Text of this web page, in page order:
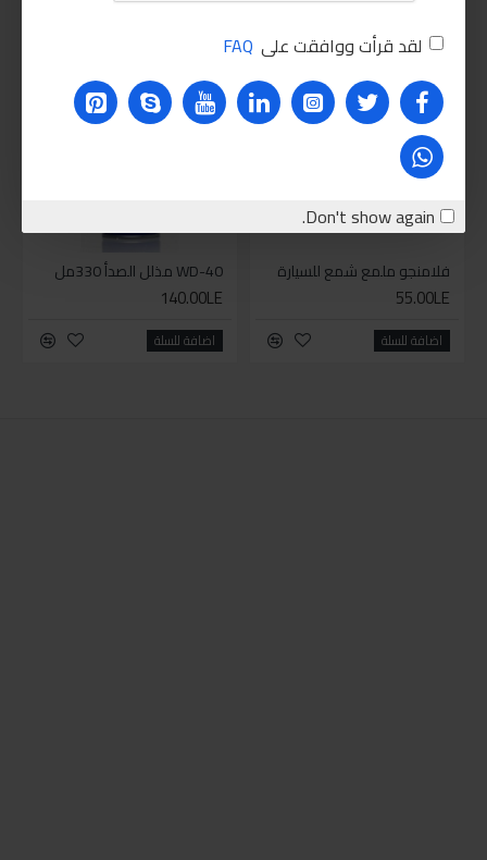
لقد قرأت ووافقت على FAQ
Don't show again.
للاسف غير متوفر حاليا
فلامنجو ملمع شمع للسيارة
55.00LE
اضافة للسلة
للاسف غير متوفر حاليا
WD-40 مذلل الصدأ 330مل
140.00LE
اضافة للسلة